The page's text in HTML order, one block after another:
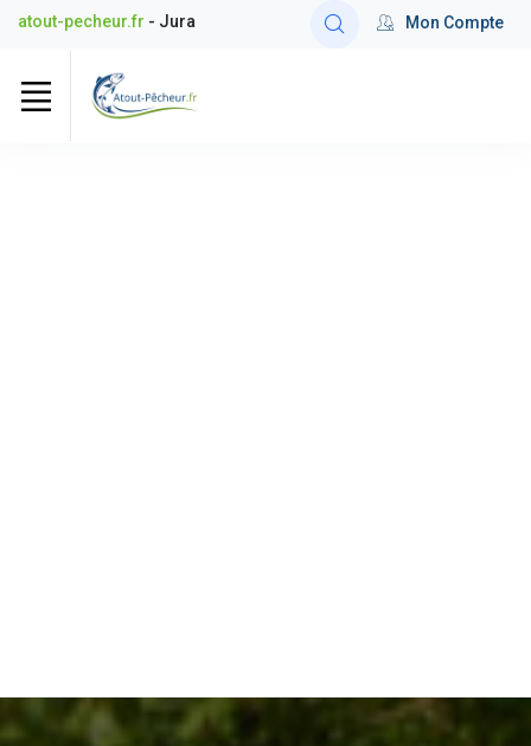
atout-pecheur.fr - Jura Mon Compte